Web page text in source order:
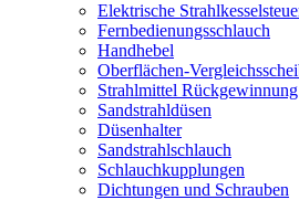
Elektrische
Fernbedienungsschlauch
Handhebel
Oberflächen-
Strahlmittel Rückgewinnung
Sandstrahldüsen
Düsenhalter
Sandstrahlschlauch
Schlauchkupplungen
Dichtungen und Schrauben